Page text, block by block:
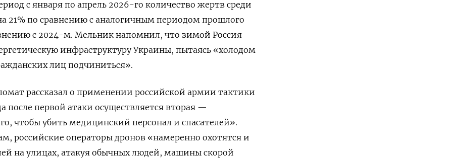
с января по апрель 2026-го количество жертв среди
21% по сравнению с аналогичным периодом прошлого
с 2024-м. Мельник напомнил, что зимой Россия
инфраструктуру Украины, пытаясь «холодом
лиц подчиниться».
рассказал о применении российской армии тактики
после первой атаки осуществляется вторая —
чтобы убить медицинский персонал и спасателей».
российские операторы дронов «намеренно охотятся и
на улицах, атакуя обычных людей, машины скорой